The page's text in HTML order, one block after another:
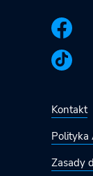
Kontakt
Polityka
Zasady